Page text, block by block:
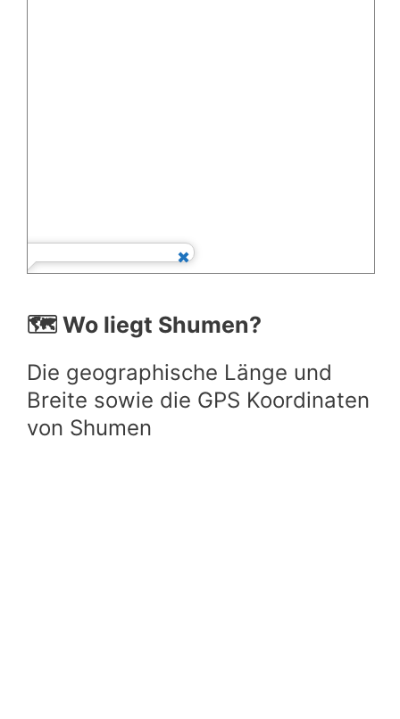
🗺️ Wo liegt Shumen?
Die geographische Länge und
Breite sowie die GPS Koordinaten
von Shumen